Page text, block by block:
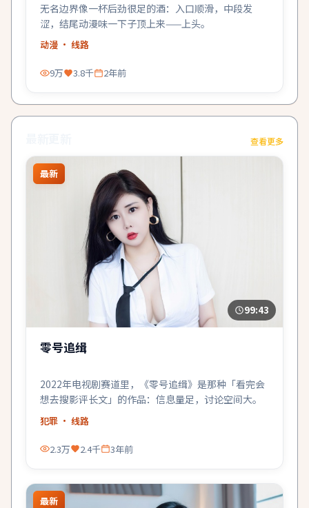
无名边界像一杯后劲很足的酒：入口顺滑，中段发
涩，结尾动漫味一下子顶上来——上头。
动漫 · 线路
9万 3.8千 2年前
查看更多
最新
99:43
零号追缉
2022年电视剧赛道里，《零号追缉》是那种「看完会
想去搜影评长文」的作品：信息量足，讨论空间大。
犯罪 · 线路
2.3万 2.4千 3年前
最新